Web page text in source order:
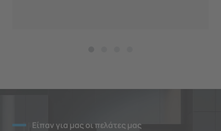
Είπαν για μας οι πελάτες μας